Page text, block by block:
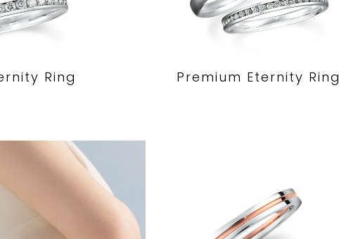
Ring Premium Eternity Ring